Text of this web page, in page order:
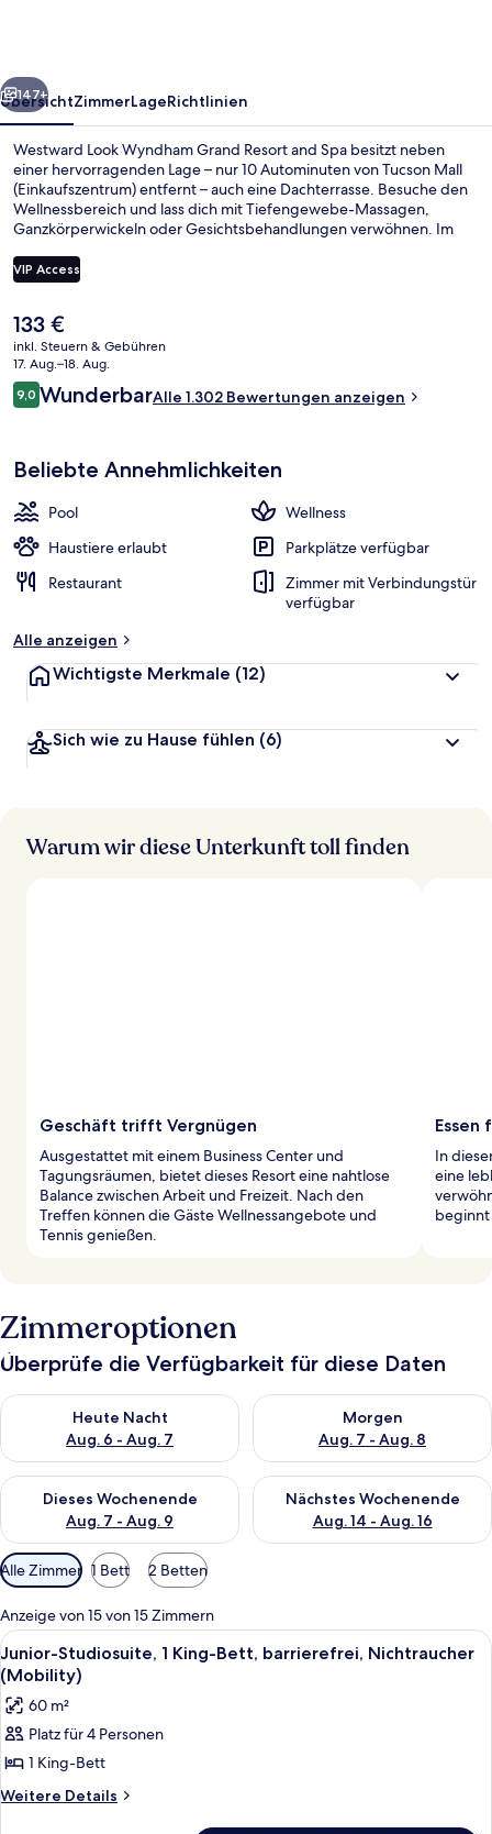
Spa
Weiter
147+
ÜbersichtZimmerLageRichtlinien
Westward Look Wyndham Grand Resort and Spa besitzt neben
einer hervorragenden Lage – nur 10 Autominuten von Tucson Mall
(Einkaufszentrum) entfernt – auch eine Dachterrasse. Besuche den
Wellnessbereich und lass dich mit Tiefengewebe-Massagen,
Ganzkörperwickeln oder Gesichtsbehandlungen verwöhnen. Im
Mittagessen und Abendessen serviert. Weitere Highlights sind 3
Außenpools, eine Poolbar und Fitnessmöglichkeiten. Der Pool und
Reisenden.
VIP Access
Der
aktuelle
Preis
beträgt
133 €.
133 €
inkl. Steuern & Gebühren
17. Aug.–18. Aug.
Bewertungen
9,09,0 von 10.
WunderbarAlle 1.302 Bewertungen anzeigen
Beliebte Annehmlichkeiten
Pool
Wellness
Haustiere erlaubt
Parkplätze verfügbar
Restaurant
Zimmer mit Verbindungstür
verfügbar
Alle anzeigen
Wichtigste Merkmale (12)
Sich wie zu Hause fühlen (6)
Warum wir diese Unterkunft toll finden
Geschäft trifft Vergnügen
Ausgestattet mit einem Business Center und
Tagungsräumen, bietet dieses Resort eine nahtlose
Balance zwischen Arbeit und Freizeit. Nach den
Treffen können die Gäste Wellnessangebote und
Tennis genießen.
Essen
In
eine
Zimmeroptionen
Überprüfe die Verfügbarkeit für diese Daten
Heute Nacht
Aug. 6 - Aug. 7
Überprüfe die Verfügbarkeit für heute Nacht, Aug. 6 - Aug. 7.
Morgen
Aug. 7 - Aug. 8
Überprüfe die Verfügbarkeit
Dieses Wochenende
Aug. 7 - Aug. 9
Überprüfe die Verfügbarkeit für dieses Wochenende, Aug. 7
Nächstes Wochenende
Aug. 14 - Aug. 16
Überprüfe die Verfügbarkeit
Verfügbare
Filter
für
Zimmer
Alle Zimmer 1 Bett 2 Betten
Anzeige von 15 von 15 Zimmern
Alle
Fotos
für
Junior-
Studiosuite,
1 King-
Bett,
Hochwertige Bettwaren,
10
Junior-Studiosuite, 1 King-Bett, barrierefrei, Nichtraucher
(Mobility)
60 m²
Platz für 4 Personen
1 King-Bett
Weitere Details
Weitere